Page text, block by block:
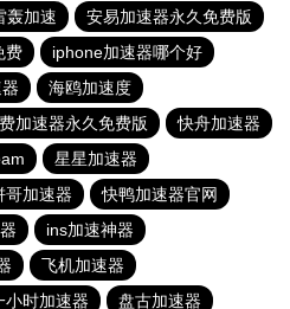
轰加速
安易加速器永久免费版
费
iphone加速器哪个好
海鸥加速度
加速器永久免费版
快舟加速器
星星加速器
哥加速器
快鸭加速器官网
ins加速神器
飞机加速器
小时加速器
盘古加速器